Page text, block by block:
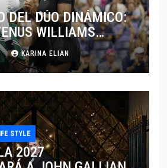
DEL DÚO DINÁMICO:
WILLIAMS
LOS DOBLES EN
2026
KARINA ELIAN
STYLE
2027